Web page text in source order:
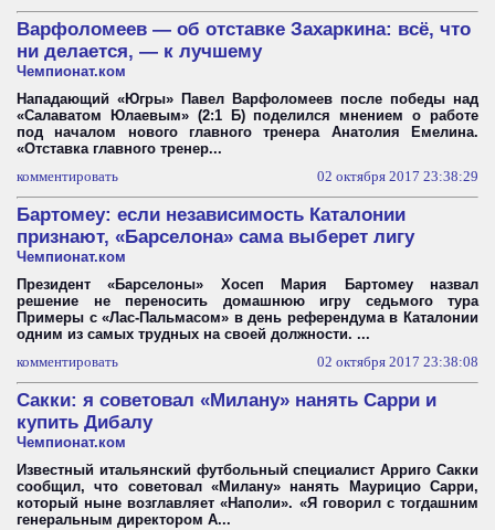
Варфоломеев — об отставке Захаркина: всё, что
ни делается, — к лучшему
Чемпионат.ком
Нападающий «Югры» Павел Варфоломеев после победы над
«Салаватом Юлаевым» (2:1 Б) поделился мнением о работе
под началом нового главного тренера Анатолия Емелина.
«Отставка главного тренер...
комментировать
02 октября 2017 23:38:29
Бартомеу: если независимость Каталонии
признают, «Барселона» сама выберет лигу
Чемпионат.ком
Президент «Барселоны» Хосеп Мария Бартомеу назвал
решение не переносить домашнюю игру седьмого тура
Примеры с «Лас-Пальмасом» в день референдума в Каталонии
одним из самых трудных на своей должности. ...
комментировать
02 октября 2017 23:38:08
Сакки: я советовал «Милану» нанять Сарри и
купить Дибалу
Чемпионат.ком
Известный итальянский футбольный специалист Арриго Сакки
сообщил, что советовал «Милану» нанять Маурицио Сарри,
который ныне возглавляет «Наполи». «Я говорил с тогдашним
генеральным директором А...